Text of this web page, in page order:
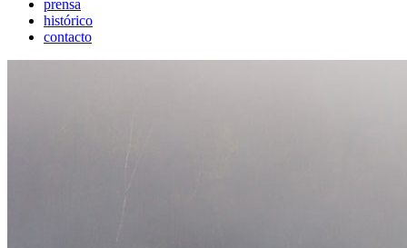
prensa
histórico
contacto